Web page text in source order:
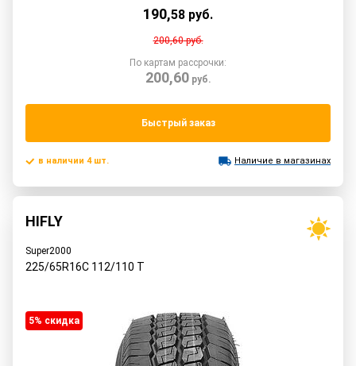
190,58 руб.
200,60руб.
По картам рассрочки:
200,60руб.
Быстрый заказ
в наличии 4 шт. Наличие в магазинах
HIFLY
Super2000
225/65R16C 112/110 T
5% cкидка